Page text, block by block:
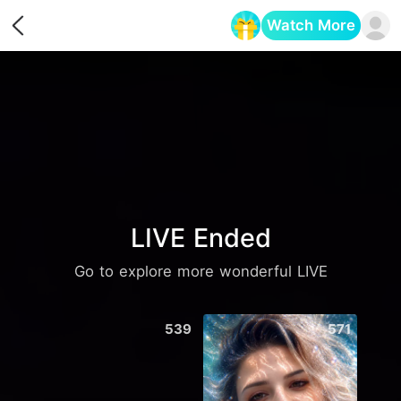
Watch More
LIVE Ended
Go to explore more wonderful LIVE
539 571